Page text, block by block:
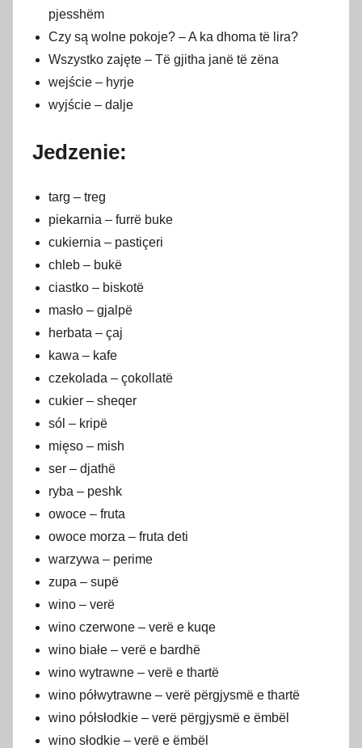
pjesshëm
Czy są wolne pokoje? – A ka dhoma të lira?
Wszystko zajęte – Të gjitha janë të zëna
wejście – hyrje
wyjście – dalje
Jedzenie:
targ – treg
piekarnia – furrë buke
cukiernia – pastiçeri
chleb – bukë
ciastko – biskotë
masło – gjalpë
herbata – çaj
kawa – kafe
czekolada – çokollatë
cukier – sheqer
sól – kripë
mięso – mish
ser – djathë
ryba – peshk
owoce – fruta
owoce morza – fruta deti
warzywa – perime
zupa – supë
wino – verë
wino czerwone – verë e kuqe
wino białe – verë e bardhë
wino wytrawne – verë e thartë
wino półwytrawne – verë përgjysmë e thartë
wino półsłodkie – verë përgjysmë e ëmbël
wino słodkie – verë e ëmbël